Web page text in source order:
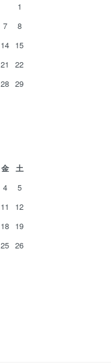
1
7
8
14 15
21
22
28 29
金
土
4
5
11
12
18 19
25 26